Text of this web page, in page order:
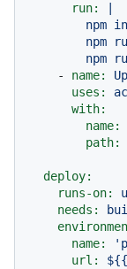
run:
-
name:
uses:
with:
name:
path:
deploy:
runs-on:
needs:
name:
url:
${{